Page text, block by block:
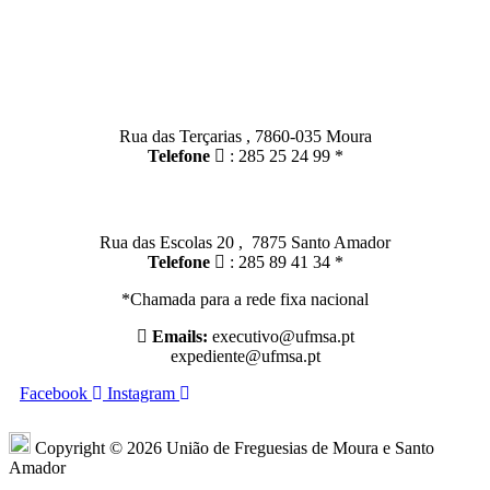
Rua das Terçarias , 7860-035 Moura
Telefone
: 285 25 24 99 *
Rua das Escolas 20 , 7875 Santo Amador
Telefone
: 285 89 41 34 *
*Chamada para a rede fixa nacional
Emails: executivo@ufmsa.pt
expediente@ufmsa.pt
Facebook
Instagram
Copyright © 2026 União de Freguesias de Moura e Santo
Amador